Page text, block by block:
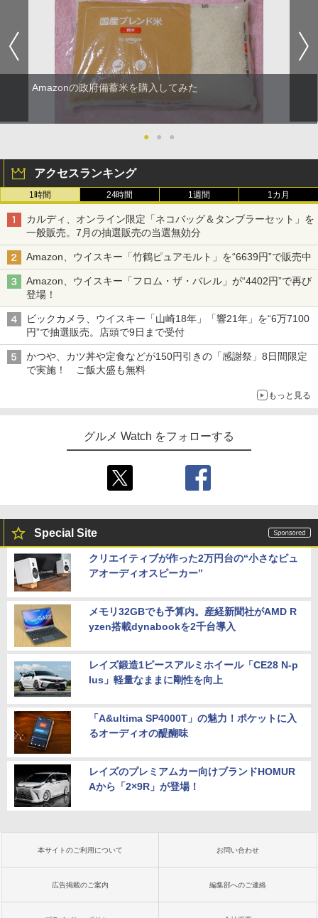
Amazonの政府備蓄米を購入してみた
● ● ●
アクセスランキング
1時間 24時間 1週間 1カ月
カルディ、オンライン限定「ネコバッグ＆タンブラーセット」を
一般販売。7月の抽選販売の当選無効分
Amazon、ウイスキー「竹鶴ピュアモルト」を“6639円”で販売中
Amazon、ウイスキー「フロム・ザ・バレル」が“4402円”で再び
登場！
ビックカメラ、ウイスキー「山崎18年」「響21年」を“6万7100
円”で抽選販売。店頭で9日まで受付
かつや、カツ丼や定食などが150円引きの「感謝祭」8日間限定
で実施！ ご飯大盛も無料
もっと見る
グルメ Watch をフォローする
Special Site
クリエイティブが作った2万円台の“小さなピュ
アオーディオスピーカー”
メモリ32GBでも予算内。産経新聞社がAMD R
yzen搭載dynabookを2千台導入
レイズ鍛造1ピースアルミホイール「CE28 N-p
lus」軽量なままに剛性を向上
「A&ultima SP4000T」の魅力！ポケットに入
るオーディオの醍醐味
レイズのプレミアムカー向けブランドHOMUR
Aから「2×9R」が登場！
本サイトのご利用について お問い合わせ
広告掲載のご案内 編集部へのご連絡